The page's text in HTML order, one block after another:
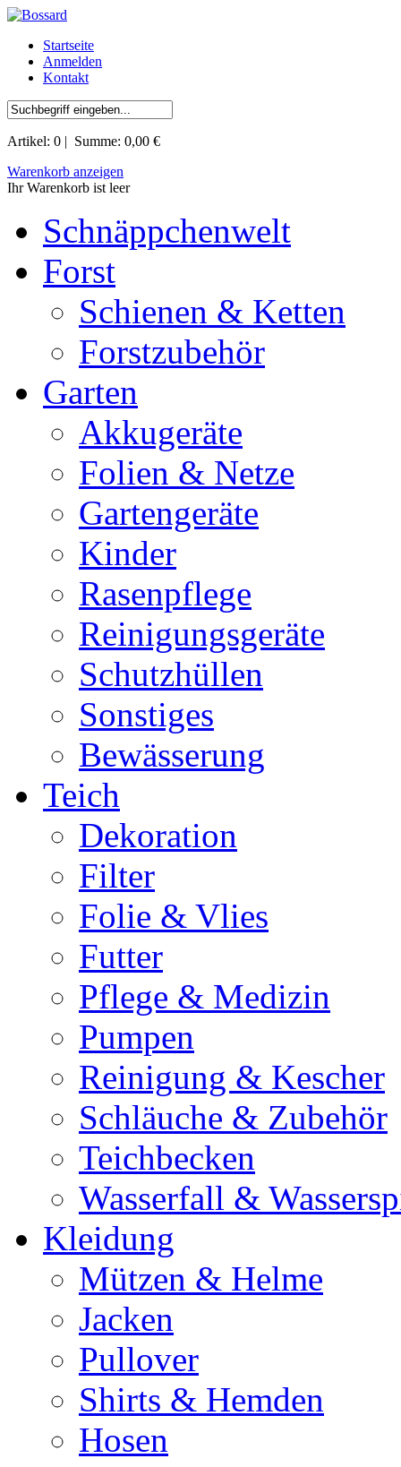
Startseite
Anmelden
Kontakt
Artikel: 0 | Summe: 0,00 €
Warenkorb anzeigen
Ihr Warenkorb ist leer
Schnäppchenwelt
Forst
Schienen & Ketten
Forstzubehör
Garten
Akkugeräte
Folien & Netze
Gartengeräte
Kinder
Rasenpflege
Reinigungsgeräte
Schutzhüllen
Sonstiges
Bewässerung
Teich
Dekoration
Filter
Folie & Vlies
Futter
Pflege & Medizin
Pumpen
Reinigung & Kescher
Schläuche & Zubehör
Teichbecken
Wasserfall &
Kleidung
Mützen & Helme
Jacken
Pullover
Shirts & Hemden
Hosen